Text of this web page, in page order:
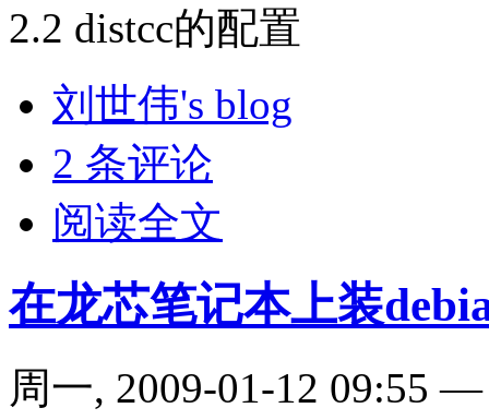
2.2 distcc的配置
刘世伟's blog
2 条评论
阅读全文
在龙芯笔记本上装
周一, 2009-01-12 09:55